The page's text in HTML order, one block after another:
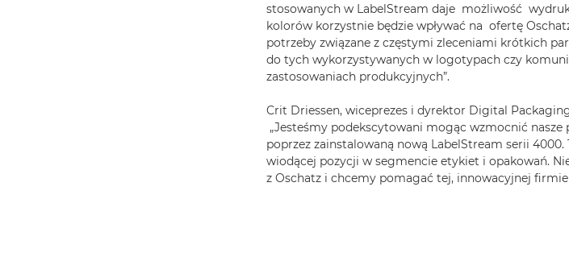
stosowanych w LabelStream daje możliwość
kolorów korzystnie będzie wpływać na ofertę
potrzeby związane z częstymi zleceniami krótkich
do tych wykorzystywanych w logotypach czy
zastosowaniach produkcyjnych”.
Crit Driessen, wiceprezes i dyrektor Digital
„Jesteśmy podekscytowani mogąc wzmocnić
poprzez zainstalowaną nową LabelStream serii
wiodącej pozycji w segmencie etykiet i opakowań.
z Oschatz i chcemy pomagać tej, innowacyjnej